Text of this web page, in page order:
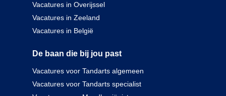
Vacatures in Overijssel
Vacatures in Zeeland
Vacatures in België
De baan die bij jou past
Vacatures voor Tandarts algemeen
Vacatures voor Tandarts specialist